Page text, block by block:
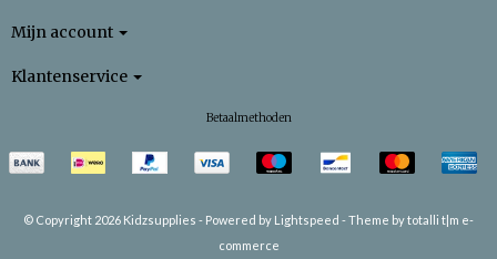
Mijn account
Klantenservice
Betaalmethoden
© Copyright 2026 Kidzsupplies - Powered by Lightspeed -Theme by totalli t|m e-
commerce